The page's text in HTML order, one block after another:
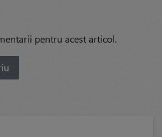
pentru acest articol.